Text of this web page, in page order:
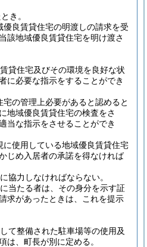
き。
優良賃貸住宅の明渡しの請求を受
該地域優良賃貸住宅を明け渡さ
貸住宅及びその環境を良好な状
に必要な指示をすることができ
の管理上必要があると認めると
地域優良賃貸住宅の検査をさ
当な指示をさせることができ
に使用している地域優良賃貸住宅
じめ入居者の承諾を得なければ
協力しなければならない。
当たる者は、その身分を示す証
求があったときは、これを提示
て整備された駐車場等の使用及
は、町長が別に定める。